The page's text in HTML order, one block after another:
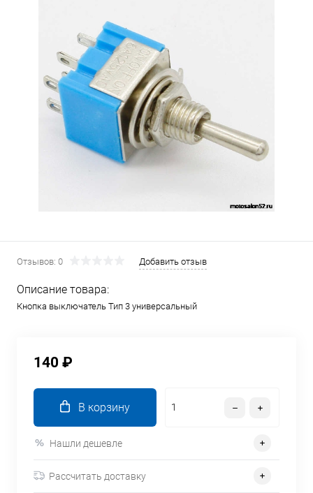
Отзывов: 0 Добавить отзыв
Описание товара:
Кнопка выключатель Тип 3 универсальный
140 ₽
В корзину
Нашли дешевле
Рассчитать доставку